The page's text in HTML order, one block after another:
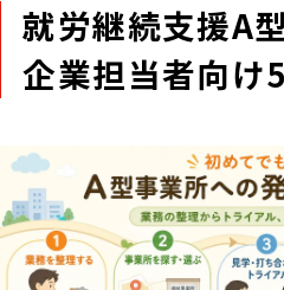
就労継続支援A
企業担当者向け